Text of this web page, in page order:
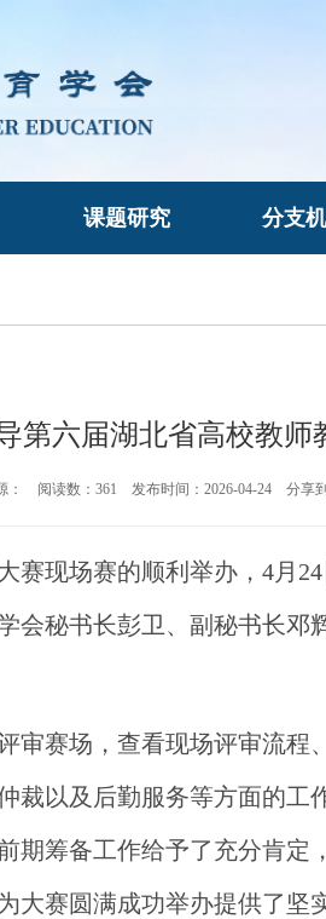
课题研究 分支
第六届湖北省高校教
： 阅读数： 361 发布时间：2026-04-24 分享
赛现场赛的顺利举办，4月
会秘书长彭卫、副秘书长
审赛场，查看现场评审流
裁以及后勤服务等方面的
期筹备工作给予了充分肯
大赛圆满成功举办提供了